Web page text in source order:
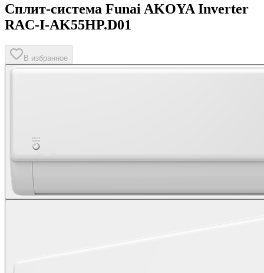
Сплит-система Funai AKOYA Inverter
RAC-I-AK55HP.D01
В избранное